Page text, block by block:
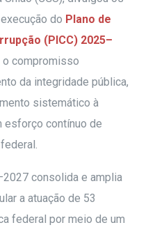
do Plano de
(PICC) 2025–
o compromisso
da integridade pública,
sistemático à
esforço contínuo de
consolida e amplia
a atuação de 53
federal por meio de um